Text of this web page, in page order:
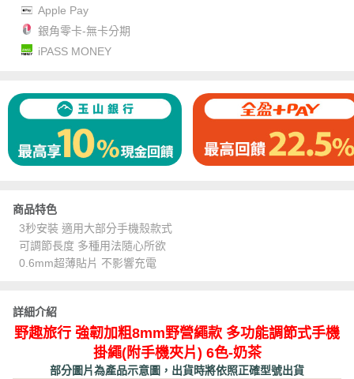
Apple Pay
銀角零卡-無卡分期
iPASS MONEY
商品特色
3秒安裝 適用大部分手機殼款式
可調節長度 多種用法隨心所欲
0.6mm超薄貼片 不影響充電
詳細介紹
野趣旅行 強韌加粗8mm野營繩款 多功能調節式手機
掛繩(附手機夾片) 6色-奶茶
部分圖片為產品示意圖，出貨時將依照正確型號出貨